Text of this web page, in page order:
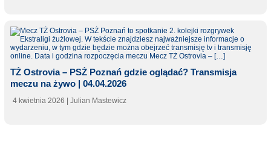
TŻ Ostrovia – PSŻ Poznań gdzie oglądać? Transmisja
meczu na żywo | 04.04.2026
4 kwietnia 2026 | Julian Mastewicz